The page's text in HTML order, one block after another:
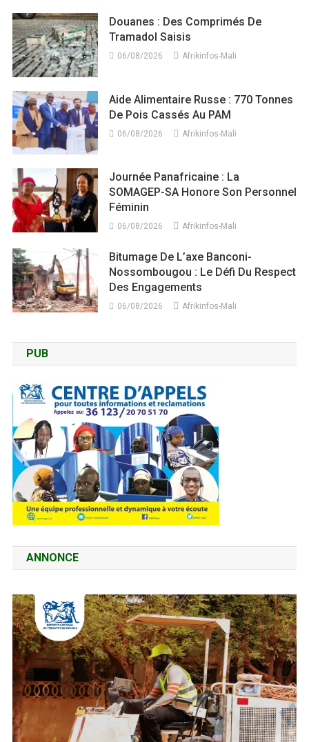
Douanes : Des Comprimés De
Tramadol Saisis
06/08/2026 Afrikinfos-Mali
Aide Alimentaire Russe : 770 Tonnes
De Pois Cassés Au PAM
06/08/2026 Afrikinfos-Mali
Journée Panafricaine : La
SOMAGEP-SA Honore Son Personnel
Féminin
06/08/2026 Afrikinfos-Mali
Bitumage De L’axe Banconi-
Nossombougou : Le Défi Du Respect
Des Engagements
06/08/2026 Afrikinfos-Mali
PUB
ANNONCE